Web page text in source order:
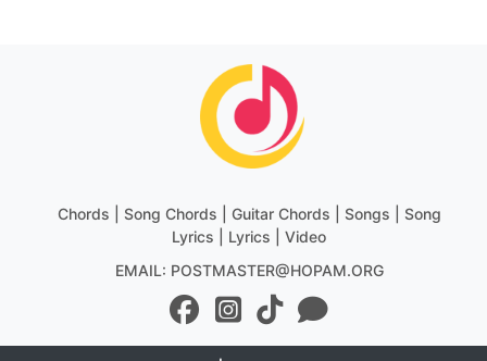
Chords | Song Chords | Guitar Chords | Songs | Song
Lyrics | Lyrics | Video
EMAIL: POSTMASTER@HOPAM.ORG